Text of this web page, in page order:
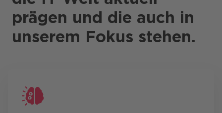
prägen und die auch in
unserem Fokus stehen.